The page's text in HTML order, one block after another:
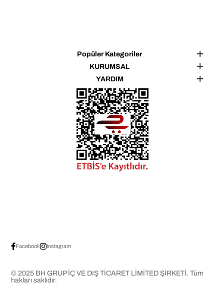
Popüler Kategoriler
KURUMSAL
YARDIM
© 2025 BH GRUP İÇ VE DIŞ TİCARET LİMİTED ŞİRKETİ. Tüm
hakları saklıdır.
Facebook Instagram